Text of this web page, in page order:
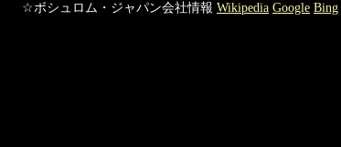
☆ボシュロム・ジャパン会社情報 Wikipedia Google Bing